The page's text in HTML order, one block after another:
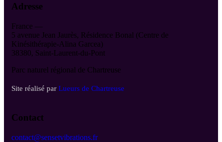
Adresse
France —
5 avenue Jean Jaurès, Résidence Bonal (Centre de
Kinésithérapie-Alina Garcea)
38380, Saint-Laurent-du-Pont
Parc naturel régional de Chartreuse
Site réalisé par Lueurs de Chartreuse
Contact
contact@sensetvibrations.fr